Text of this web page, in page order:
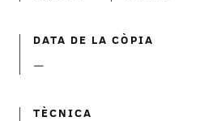
DATA DE LA CÒPIA
—
TÈCNICA